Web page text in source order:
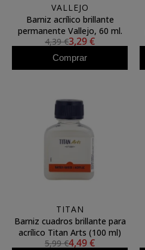
VALLEJO
Barniz acrílico brillante
permanente Vallejo, 60 ml.
4,39 €3,29 €
Comprar
TITAN
Barniz cuadros brillante para
acrílico Titan Arts (100 ml)
5,99 €4,49 €